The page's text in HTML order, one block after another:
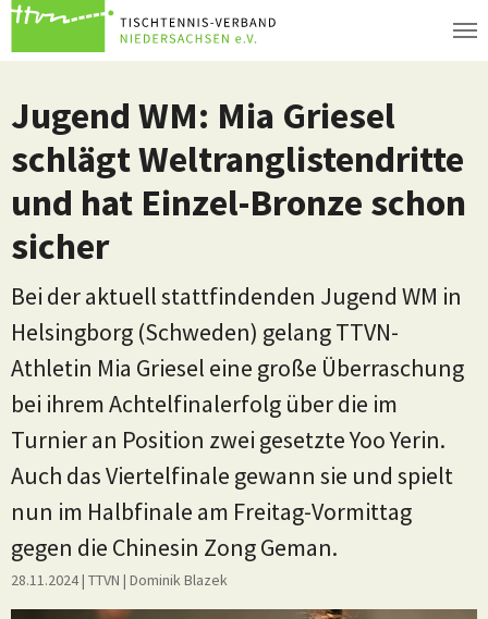
Zum Hauptinhalt springen
Jugend WM: Mia Griesel
schlägt Weltranglistendritte
und hat Einzel-Bronze schon
sicher
Bei der aktuell stattfindenden Jugend WM in
Helsingborg (Schweden) gelang TTVN-
Athletin Mia Griesel eine große Überraschung
bei ihrem Achtelfinalerfolg über die im
Turnier an Position zwei gesetzte Yoo Yerin.
Auch das Viertelfinale gewann sie und spielt
nun im Halbfinale am Freitag-Vormittag
gegen die Chinesin Zong Geman.
28.11.2024| TTVN | Dominik Blazek